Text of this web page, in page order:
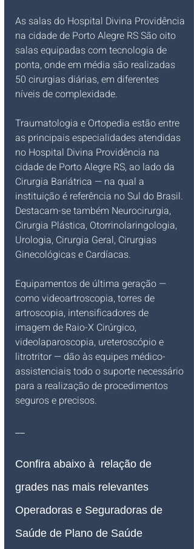
As salas do Hospital Divina Providência
na cidade de Porto Alegre RS São oito
salas equipadas com tecnologia de
ponta, onde em média são realizadas
50 cirurgias diárias, em diferentes
níveis de complexidade.
Traumatologia e Ortopedia estão entre
as principais especialidades atendidas
no Hospital Divina Providência na
cidade de Porto Alegre RS, ao lado da
Cirurgia Bariátrica — na qual a
instituição é referência no Sul do Brasil.
Destacam-se também Neurocirurgia,
Cirurgia Plástica, Otorrinolaringologia,
Urologia, Cirurgia Geral, Cirurgias
Ginecológicas e Cardíacas.
Equipamentos de última geração —
como videoartroscopia, torres de
artroscopia, intensificadores de
imagem de Raio-X Cirúrgico,
videolaparoscopia, ureteroscópio e
litrotritor — dão às equipes médico-
assistenciais todo o suporte necessário
para a realização de procedimentos
seguros e precisos.
__
Confira abaixo à  relação de
grades nas mais relevantes
Operadoras e Seguradoras de
Saúde de Plano de Saúde